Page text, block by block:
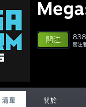
關注 838
關注
清單 關於